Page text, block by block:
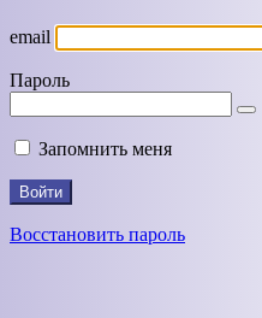
email
Пароль
Запомнить меня
Восстановить пароль